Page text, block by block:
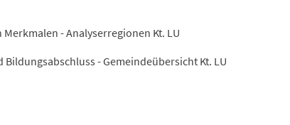
- Analyserregionen Kt. LU
- Gemeindeübersicht Kt. LU